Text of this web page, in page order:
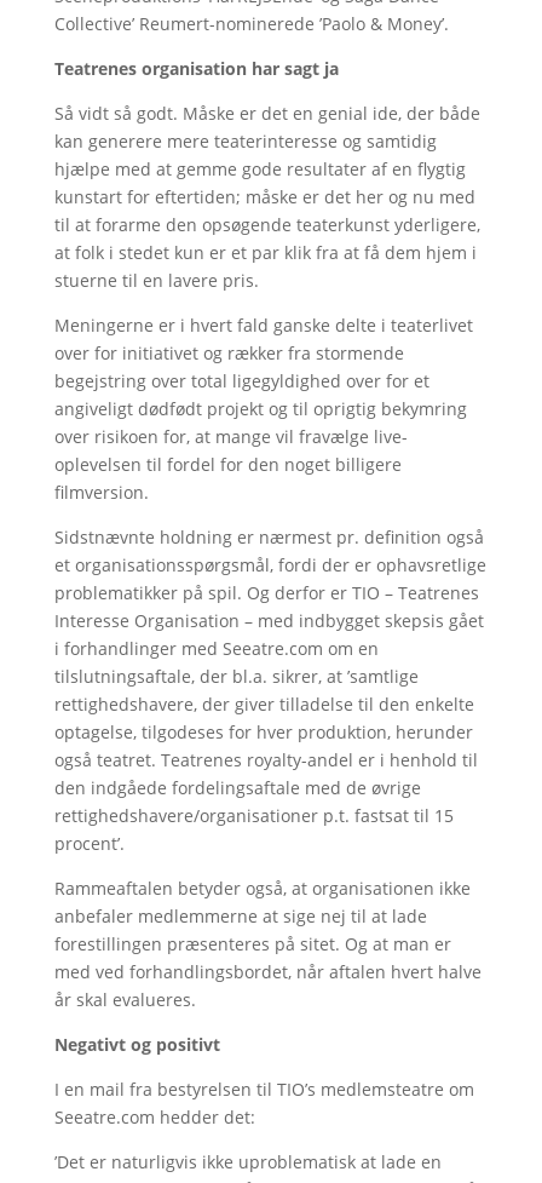
Collective’ Reumert-nominerede ’Paolo & Money’.
Teatrenes organisation har sagt ja
Så vidt så godt. Måske er det en genial ide, der både
kan generere mere teaterinteresse og samtidig
hjælpe med at gemme gode resultater af en flygtig
kunstart for eftertiden; måske er det her og nu med
til at forarme den opsøgende teaterkunst yderligere,
at folk i stedet kun er et par klik fra at få dem hjem i
stuerne til en lavere pris.
Meningerne er i hvert fald ganske delte i teaterlivet
over for initiativet og rækker fra stormende
begejstring over total ligegyldighed over for et
angiveligt dødfødt projekt og til oprigtig bekymring
over risikoen for, at mange vil fravælge live-
oplevelsen til fordel for den noget billigere
filmversion.
Sidstnævnte holdning er nærmest pr. definition også
et organisationsspørgsmål, fordi der er ophavsretlige
problematikker på spil. Og derfor er TIO – Teatrenes
Interesse Organisation – med indbygget skepsis gået
i forhandlinger med Seeatre.com om en
tilslutningsaftale, der bl.a. sikrer, at ’samtlige
rettighedshavere, der giver tilladelse til den enkelte
optagelse, tilgodeses for hver produktion, herunder
også teatret. Teatrenes royalty-andel er i henhold til
den indgåede fordelingsaftale med de øvrige
rettighedshavere/organisationer p.t. fastsat til 15
procent’.
Rammeaftalen betyder også, at organisationen ikke
anbefaler medlemmerne at sige nej til at lade
forestillingen præsenteres på sitet. Og at man er
med ved forhandlingsbordet, når aftalen hvert halve
år skal evalueres.
Negativt og positivt
I en mail fra bestyrelsen til TIO’s medlemsteatre om
Seeatre.com hedder det:
’Det er naturligvis ikke uproblematisk at lade en